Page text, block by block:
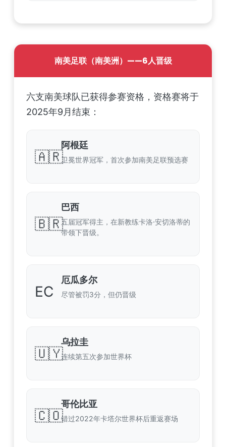
南美足联（南美洲）——6人晋级
六支南美球队已获得参赛资格，资格赛将于
2025年9月结束：
🇦🇷
阿根廷
卫冕世界冠军，首次参加南美足联预选赛
🇧🇷
巴西
五届冠军得主，在新教练卡洛·安切洛蒂的
带领下晋级。
EC
厄瓜多尔
尽管被罚3分，但仍晋级
🇺🇾
乌拉圭
连续第五次参加世界杯
🇨🇴
哥伦比亚
错过2022年卡塔尔世界杯后重返赛场